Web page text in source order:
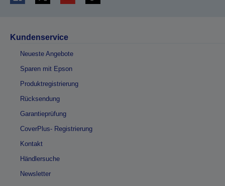
Kundenservice
Neueste Angebote
Sparen mit Epson
Produktregistrierung
Rücksendung
Garantieprüfung
CoverPlus- Registrierung
Kontakt
Händlersuche
Newsletter